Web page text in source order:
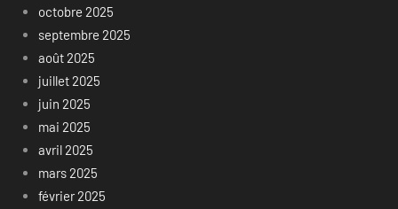
octobre 2025
septembre 2025
août 2025
juillet 2025
juin 2025
mai 2025
avril 2025
mars 2025
février 2025